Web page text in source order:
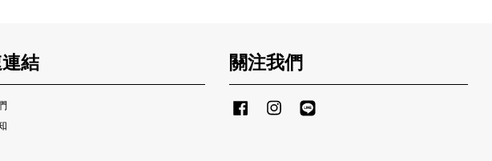
結 關注我們
FacebookInstagram